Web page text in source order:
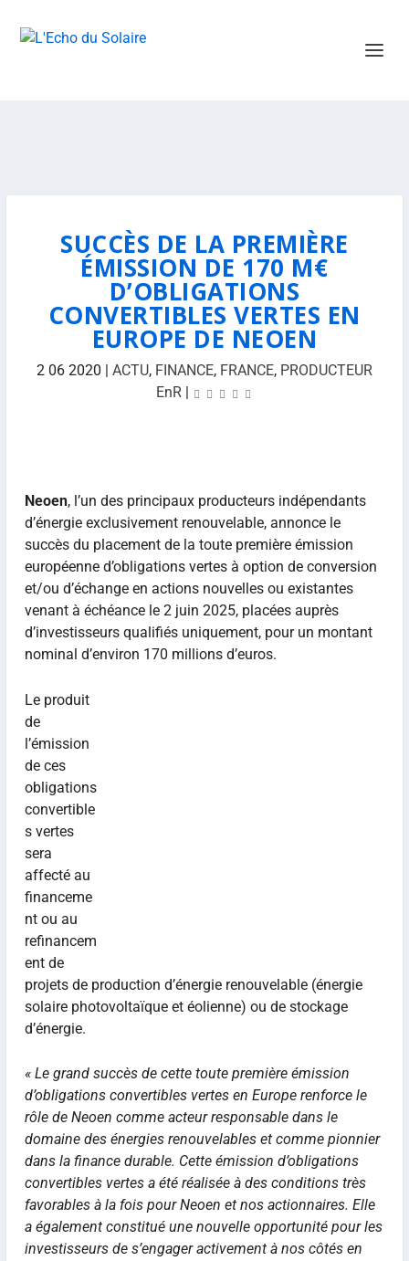
SUCCÈS DE LA PREMIÈRE
ÉMISSION DE 170 M€
D’OBLIGATIONS
CONVERTIBLES VERTES EN
EUROPE DE NEOEN
2 06 2020 | ACTU, FINANCE, FRANCE, PRODUCTEUR
EnR|
Neoen, l’un des principaux producteurs indépendants
d’énergie exclusivement renouvelable, annonce le
succès du placement de la toute première émission
européenne d’obligations vertes à option de conversion
et/ou d’échange en actions nouvelles ou existantes
venant à échéance le 2 juin 2025, placées auprès
d’investisseurs qualifiés uniquement, pour un montant
nominal d’environ 170 millions d’euros.
Le produit
de
l’émission
de ces
obligations
convertible
s vertes
sera
affecté au
financeme
nt ou au
refinancem
ent de
projets de production d’énergie renouvelable (énergie
solaire photovoltaïque et éolienne) ou de stockage
d’énergie.
« Le grand succès de cette toute première émission
d’obligations convertibles vertes en Europe renforce le
rôle de Neoen comme acteur responsable dans le
domaine des énergies renouvelables et comme pionnier
dans la finance durable. Cette émission d’obligations
convertibles vertes a été réalisée à des conditions très
favorables à la fois pour Neoen et nos actionnaires. Elle
a également constitué une nouvelle opportunité pour les
investisseurs de s’engager activement à nos côtés en